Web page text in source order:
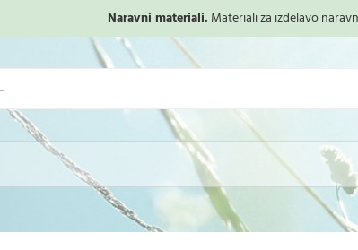
Naravni materiali. Materiali za izdelavo